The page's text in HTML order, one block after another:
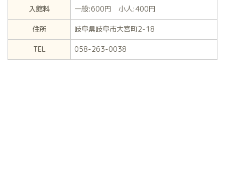
入館料
一般:600円 小人:400円
住所
岐阜県岐阜市大宮町2-18
TEL
058-263-0038